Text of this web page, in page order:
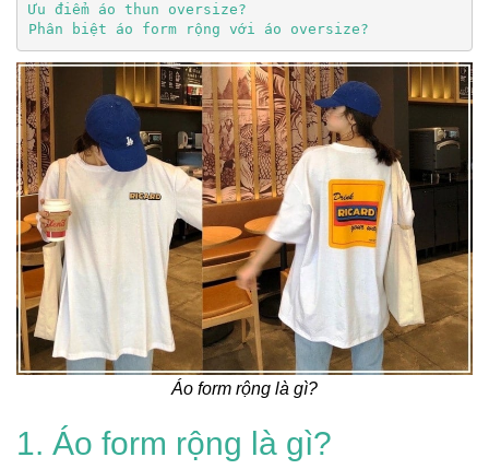
Ưu điểm áo thun oversize?
Phân biệt áo form rộng với áo oversize?
Áo form rộng là gì?
1. Áo form rộng là gì?